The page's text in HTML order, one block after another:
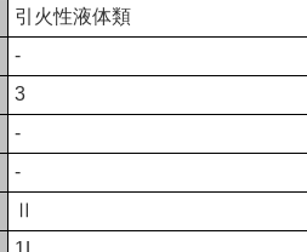
引火性液体類
-
3
-
-
Ⅱ